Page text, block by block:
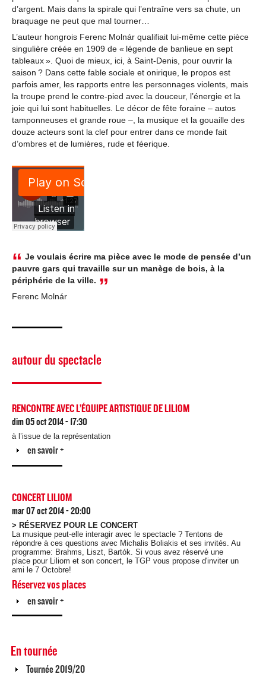
d’argent. Mais dans la spirale qui l’entraîne vers sa chute, un
braquage ne peut que mal tourner…
L’auteur hongrois Ferenc Molnár qualifiait lui-même cette pièce
singulière créée en 1909 de « légende de banlieue en sept
tableaux ». Quoi de mieux, ici, à Saint-Denis, pour ouvrir la
saison ? Dans cette fable sociale et onirique, le propos est
parfois amer, les rapports entre les personnages violents, mais
la troupe prend le contre-pied avec la douceur, l’énergie et la
joie qui lui sont habituelles. Le décor de fête foraine – autos
tamponneuses et grande roue –, la musique et la gouaille des
douze acteurs sont la clef pour entrer dans ce monde fait
d’ombres et de lumières, rude et féerique.
Je voulais écrire ma pièce avec le mode de pensée d’un
pauvre gars qui travaille sur un manège de bois, à la
périphérie de la ville.
Ferenc Molnár
autour du spectacle
RENCONTRE AVEC L’ÉQUIPE ARTISTIQUE DE LILIOM
dim 05 oct 2014 - 17:30
à l’issue de la représentation
Afficher
en savoir +
CONCERT LILIOM
mar 07 oct 2014 - 20:00
> RÉSERVEZ POUR LE CONCERT
La musique peut-elle interagir avec le spectacle ? Tentons de
répondre à ces questions avec Michalis Boliakis et ses invités. Au
programme: Brahms, Liszt, Bartók. Si vous avez réservé une
place pour Liliom et son concert, le TGP vous propose d'inviter un
ami le 7 Octobre!
Réservez vos places
Afficher
en savoir +
En tournée
Afficher
Tournée 2019/20